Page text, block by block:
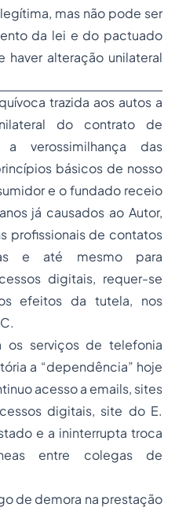
mas não pode ser
da lei e do pactuado
alteração unilateral
trazida aos autos a
do contrato de
verossimilhança das
básicos de nosso
e o fundado receio
já causados ao Autor,
profissionais de contatos
e até mesmo para
digitais, requer-se
efeitos da tutela, nos
os serviços de telefonia
a “dependência” hoje
acesso a emails, sites
digitais, site do E.
e a ininterrupta troca
entre colegas de
de demora na prestação